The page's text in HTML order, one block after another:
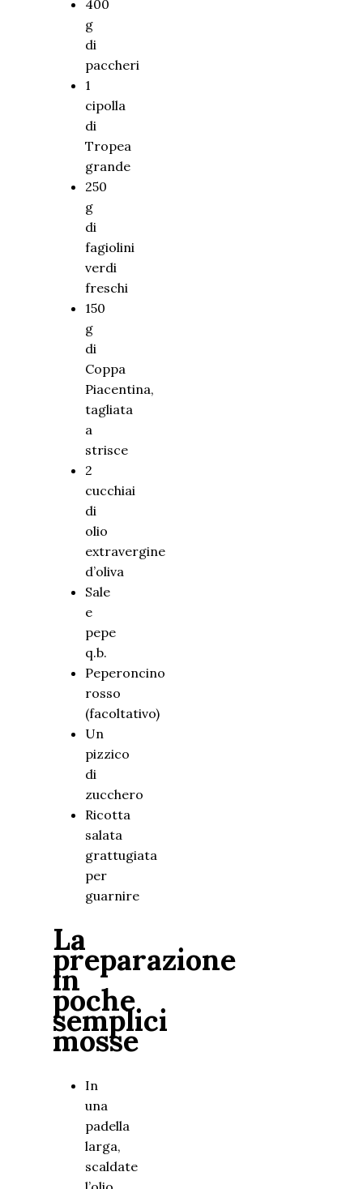
400
g
di
paccheri
1
cipolla
di
Tropea
grande
250
g
di
fagiolini
verdi
freschi
150
g
di
Coppa
Piacentina,
tagliata
a
strisce
2
cucchiai
di
olio
extravergine
d’oliva
Sale
e
pepe
q.b.
Peperoncino
rosso
(facoltativo)
Un
pizzico
di
zucchero
Ricotta
salata
grattugiata
per
guarnire
La
preparazione
in
poche
semplici
mosse
In
una
padella
larga,
scaldate